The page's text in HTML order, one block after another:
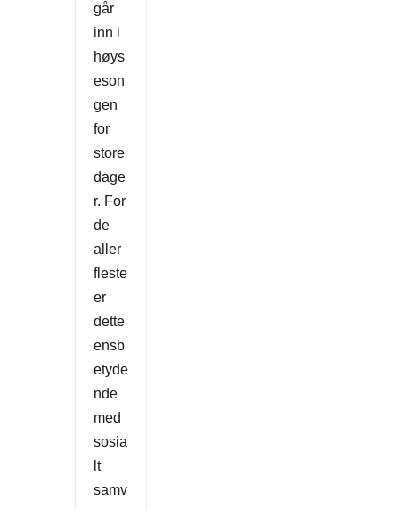
går
inn i
høys
eson
gen
for
store
dage
r. For
de
aller
fleste
er
dette
ensb
etyde
nde
med
sosia
lt
samv